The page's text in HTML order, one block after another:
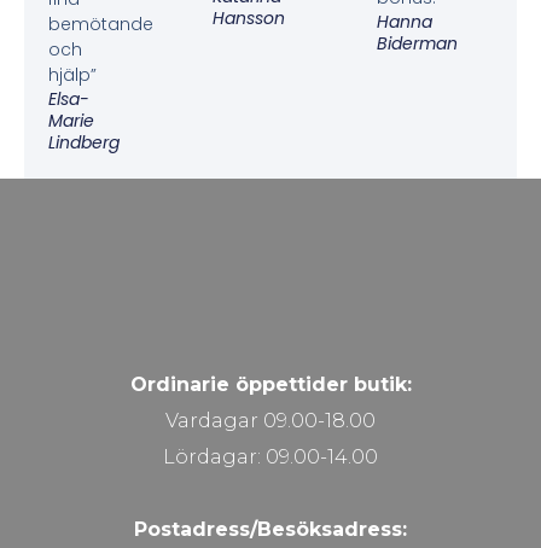
bemötande
och
hjälp”
Elsa-
Marie
Lindberg
Hansson
Hanna
Biderman
Ordinarie öppettider butik:
Vardagar 09.00-18.00
Lördagar: 09.00-14.00
Postadress/Besöksadress: